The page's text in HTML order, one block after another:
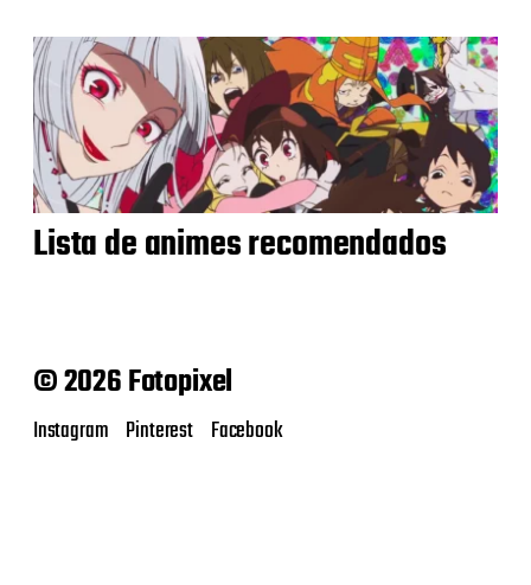
Lista de animes recomendados
© 2026 Fotopixel
Instagram Pinterest Facebook